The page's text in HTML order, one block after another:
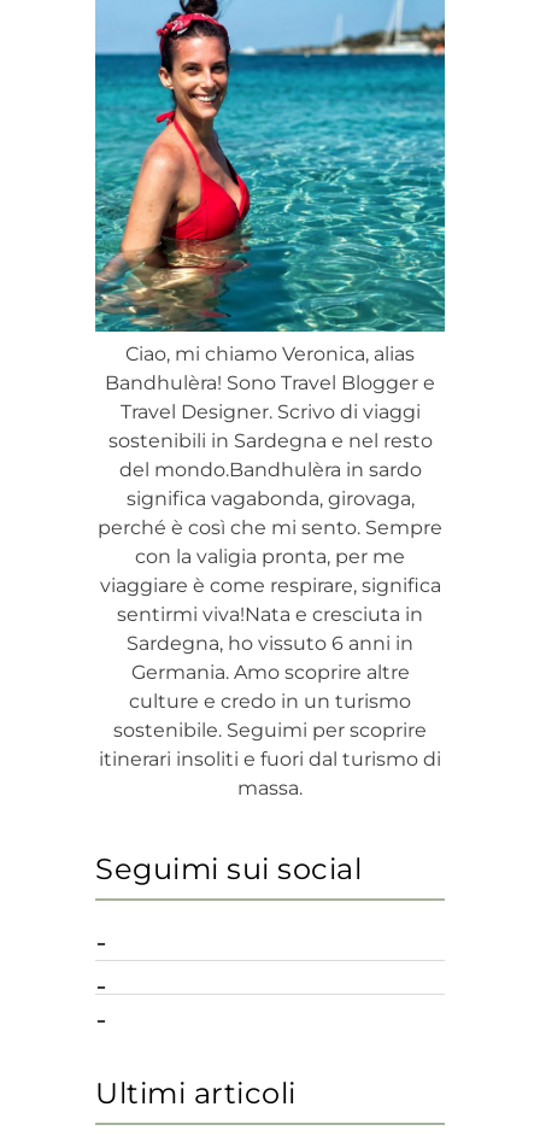
Ciao, mi chiamo Veronica, alias
Bandhulèra! Sono Travel Blogger e
Travel Designer. Scrivo di viaggi
sostenibili in Sardegna e nel resto
del mondo.Bandhulèra in sardo
significa vagabonda, girovaga,
perché è così che mi sento. Sempre
con la valigia pronta, per me
viaggiare è come respirare, significa
sentirmi viva!Nata e cresciuta in
Sardegna, ho vissuto 6 anni in
Germania. Amo scoprire altre
culture e credo in un turismo
sostenibile. Seguimi per scoprire
itinerari insoliti e fuori dal turismo di
massa.
Seguimi sui social
Ultimi articoli